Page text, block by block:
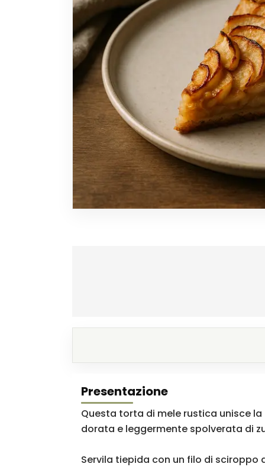
Presentazione
Questa torta di mele rustica unisce
dorata e leggermente spolverata di
Servila tiepida con un filo di